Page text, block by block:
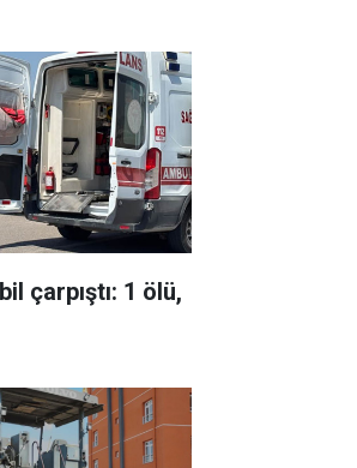
çarpıştı: 1 ölü,